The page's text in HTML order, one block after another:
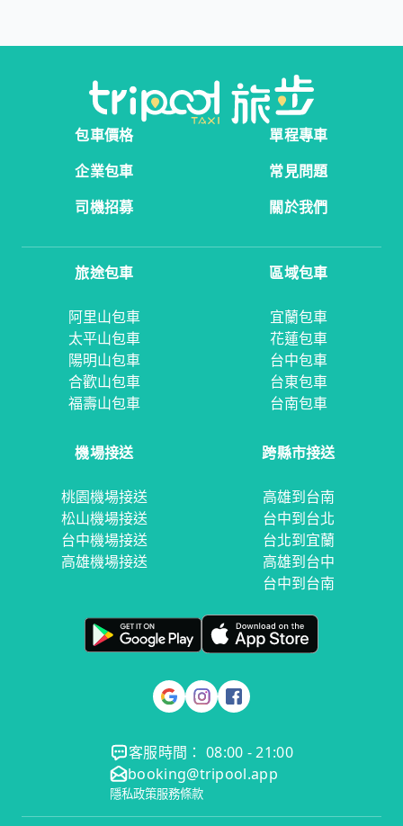
包車價格
單程專車
企業包車
常見問題
司機招募
關於我們
旅途包車
阿里山包車
太平山包車
陽明山包車
合歡山包車
福壽山包車
區域包車
宜蘭包車
花蓮包車
台中包車
台東包車
台南包車
機場接送
桃園機場接送
松山機場接送
台中機場接送
高雄機場接送
跨縣市接送
高雄到台南
台中到台北
台北到宜蘭
高雄到台中
台中到台南
客服時間： 08:00 - 21:00
booking@tripool.app
隱私政策服務條款